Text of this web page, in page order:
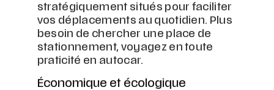
stratégiquement situés pour faciliter
vos déplacements au quotidien. Plus
besoin de chercher une place de
stationnement, voyagez en toute
praticité en autocar.
Économique et écologique